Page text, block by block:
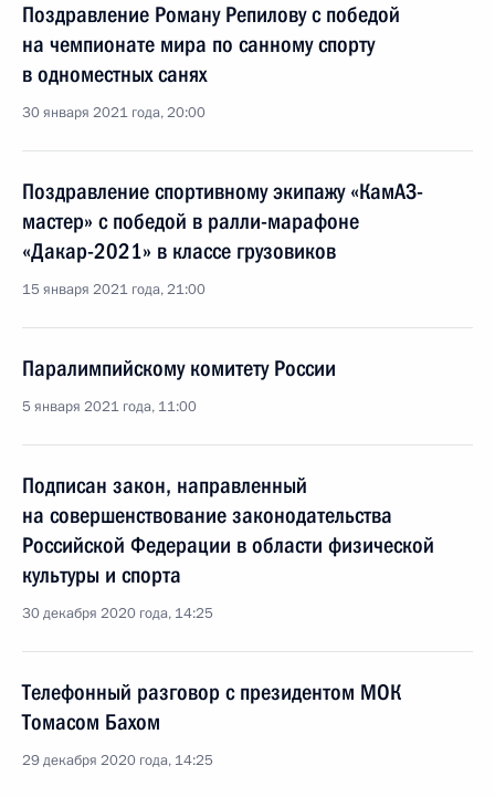
Поздравление Роману Репилову с победой
на чемпионате мира по санному спорту
в одноместных санях
30 января 2021 года, 20:00
Поздравление спортивному экипажу «КамАЗ-
мастер» с победой в ралли-марафоне
«Дакар-2021» в классе грузовиков
15 января 2021 года, 21:00
Паралимпийскому комитету России
5 января 2021 года, 11:00
Подписан закон, направленный
на совершенствование законодательства
Российской Федерации в области физической
культуры и спорта
30 декабря 2020 года, 14:25
Телефонный разговор с президентом МОК
Томасом Бахом
29 декабря 2020 года, 14:25